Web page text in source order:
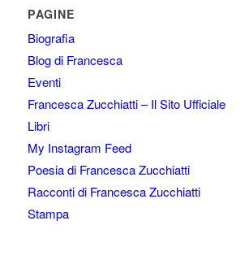
PAGINE
Biografia
Blog di Francesca
Eventi
Francesca Zucchiatti – Il Sito Ufficiale
Libri
My Instagram Feed
Poesia di Francesca Zucchiatti
Racconti di Francesca Zucchiatti
Stampa